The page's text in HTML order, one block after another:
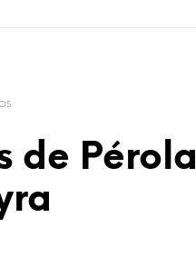
de Pérola